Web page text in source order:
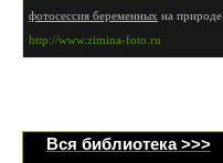
фотосессия беременных на природе.
http://www.zimina-foto.ru
Вся библиотека >>>